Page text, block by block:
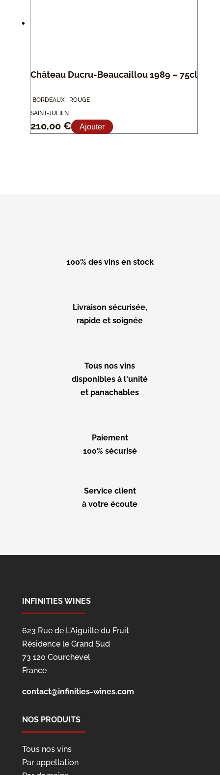
Château Ducru-Beaucaillou 1989 – 75cl
BORDEAUX | ROUGE
SAINT-JULIEN
210,00 € Ajouter
100% des vins en stock
Livraison sécurisée,
rapide et soignée
Tous nos vins
disponibles à l'unité
et panachables
Paiement
100% sécurisé
Service client
à votre écoute
INFINITIES WINES
623 Rue de L'Aiguille du Fruit
Résidence le Grand Sud
73 120 Courchevel
France
contact@infinities-wines.com
NOS PRODUITS
Tous nos vins
Par appellation